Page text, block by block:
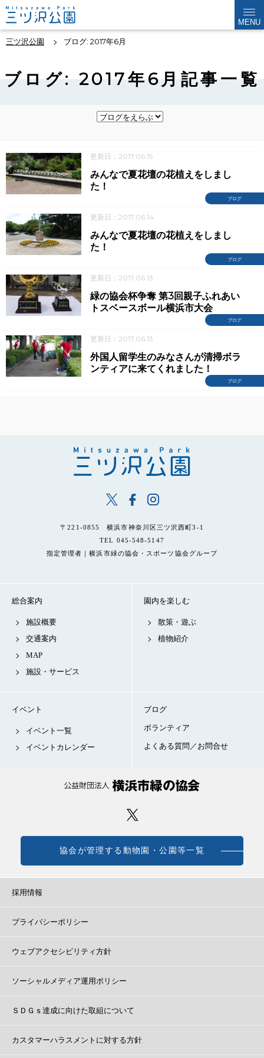
MENU
三ツ沢公園 ブログ: 2017年6月
ブログ: 2017年6月記事一覧
更新日：2017.06.15
ブログ
みんなで夏花壇の花植えをしまし
た！
更新日：2017.06.14
ブログ
みんなで夏花壇の花植えをしまし
た！
更新日：2017.06.13
ブログ
緑の協会杯争奪 第3回親子ふれあい
トスベースボール横浜市大会
更新日：2017.06.13
ブログ
外国人留学生のみなさんが清掃ボラ
ンティアに来てくれました！
〒221-0855 横浜市神奈川区三ツ沢西町3-1
TEL 045-548-5147
指定管理者｜横浜市緑の協会・スポーツ協会グループ
総合案内
施設概要
交通案内
MAP
施設・サービス
園内を楽しむ
散策・遊ぶ
植物紹介
イベント
イベント一覧
イベントカレンダー
ブログ
ボランティア
よくある質問／お問合せ
協会が管理する動物園・公園等一覧
採用情報
プライバシーポリシー
ウェブアクセシビリティ方針
ソーシャルメディア運用ポリシー
ＳＤＧｓ達成に向けた取組について
カスタマーハラスメントに対する方針